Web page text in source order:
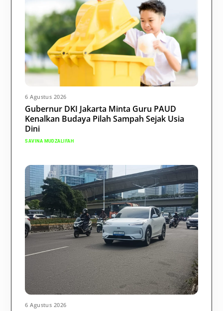
6 Agustus 2026
Gubernur DKI Jakarta Minta Guru PAUD
Kenalkan Budaya Pilah Sampah Sejak Usia
Dini
SAVINA MUDZALIFAH
6 Agustus 2026